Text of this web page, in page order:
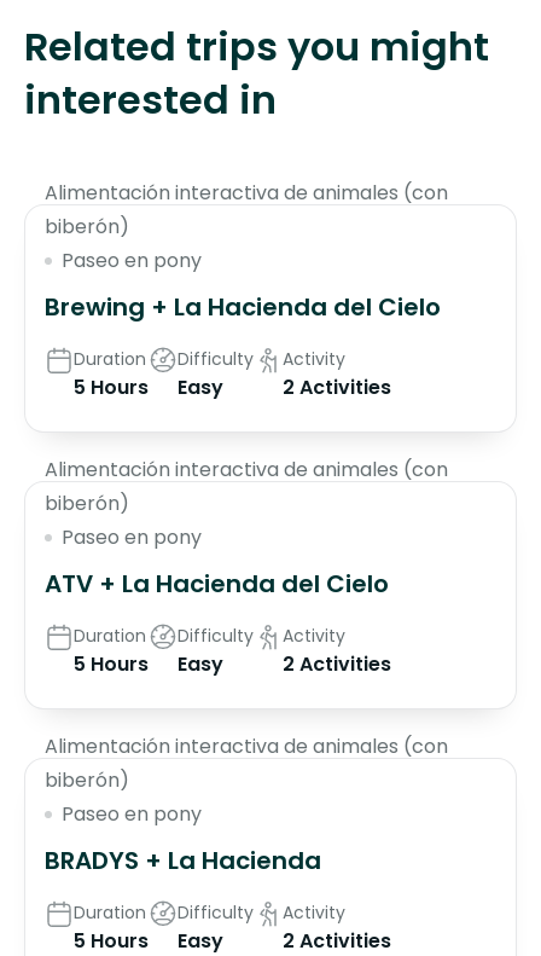
Related trips you might
interested in
Alimentación interactiva de animales (con
biberón)
Paseo en pony
Brewing + La Hacienda del Cielo
Duration
5 Hours
Difficulty
Easy
Activity
2 Activities
Alimentación interactiva de animales (con
biberón)
Paseo en pony
ATV + La Hacienda del Cielo
Duration
5 Hours
Difficulty
Easy
Activity
2 Activities
Alimentación interactiva de animales (con
biberón)
Paseo en pony
BRADYS + La Hacienda
Duration
5 Hours
Difficulty
Easy
Activity
2 Activities